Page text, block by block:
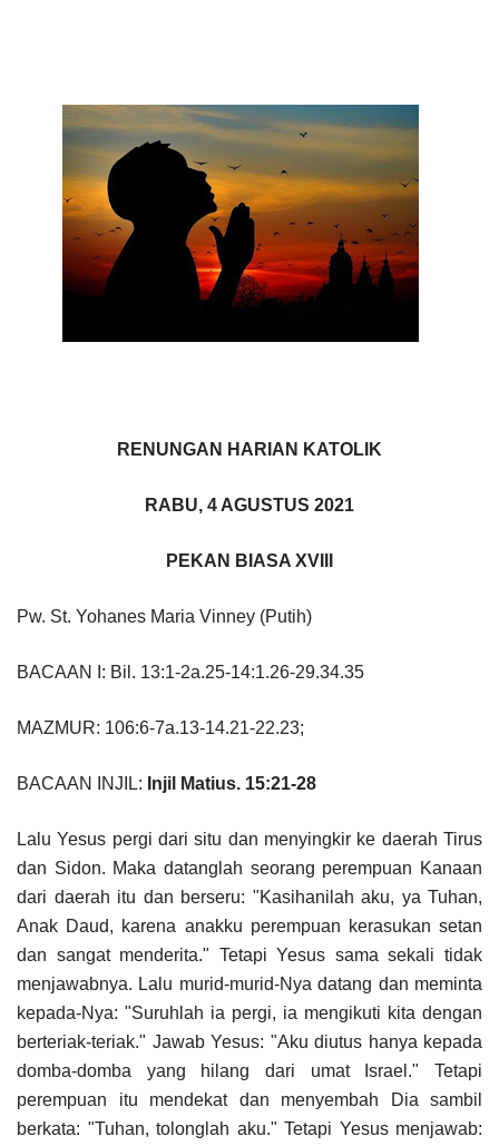
RENUNGAN HARIAN KATOLIK
RABU, 4 AGUSTUS 2021
PEKAN BIASA XVIII
Pw. St. Yohanes Maria Vinney (Putih)
BACAAN I: Bil. 13:1-2a.25-14:1.26-29.34.35
MAZMUR: 106:6-7a.13-14.21-22.23;
BACAAN INJIL: Injil Matius. 15:21-28
Lalu Yesus pergi dari situ dan menyingkir ke daerah Tirus
dan Sidon. Maka datanglah seorang perempuan Kanaan
dari daerah itu dan berseru: "Kasihanilah aku, ya Tuhan,
Anak Daud, karena anakku perempuan kerasukan setan
dan sangat menderita." Tetapi Yesus sama sekali tidak
menjawabnya. Lalu murid-murid-Nya datang dan meminta
kepada-Nya: "Suruhlah ia pergi, ia mengikuti kita dengan
berteriak-teriak." Jawab Yesus: "Aku diutus hanya kepada
domba-domba yang hilang dari umat Israel." Tetapi
perempuan itu mendekat dan menyembah Dia sambil
berkata: "Tuhan, tolonglah aku." Tetapi Yesus menjawab: